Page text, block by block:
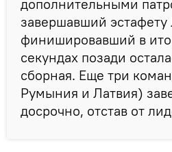
дополнительными
завершавший
финишировавший в
секундах позади
сборная. Еще три
Румыния и Латвия)
досрочно, отстав от